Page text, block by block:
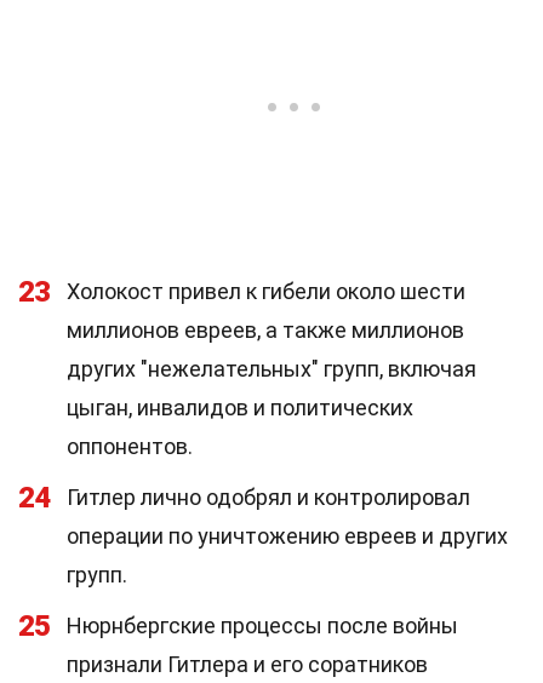
23
Холокост привел к гибели около шести
миллионов евреев, а также миллионов
других "нежелательных" групп, включая
цыган, инвалидов и политических
оппонентов.
24
Гитлер лично одобрял и контролировал
операции по уничтожению евреев и других
групп.
25
Нюрнбергские процессы после войны
признали Гитлера и его соратников